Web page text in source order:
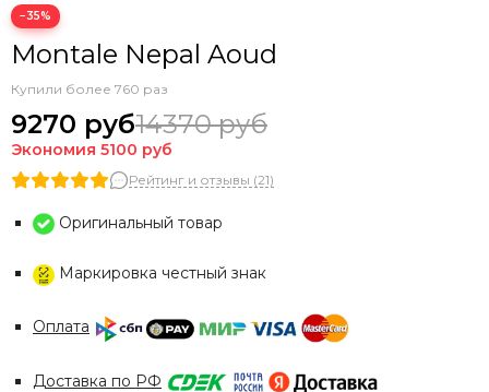
−35%
Montale Nepal Aoud
Купили более 760 раз
9270 руб14370 руб
Экономия 5100 руб
Рейтинг и отзывы (21)
Оригинальный товар
Маркировка честный знак
Оплата
Доставка по РФ